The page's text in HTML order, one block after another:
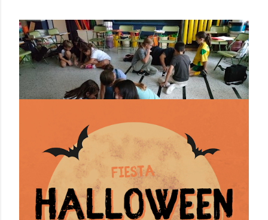
octubre 25, 2024
HALLOWEEN PUZZLES
Compartir Publicar un comentario